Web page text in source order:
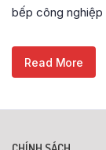
bếp công nghiệp
Read More